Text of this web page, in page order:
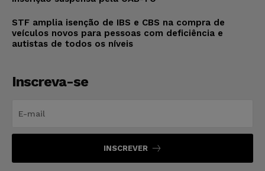
STF amplia isenção de IBS e CBS na compra de
veículos novos para pessoas com deficiência e
autistas de todos os níveis
Inscreva-se
INSCREVER